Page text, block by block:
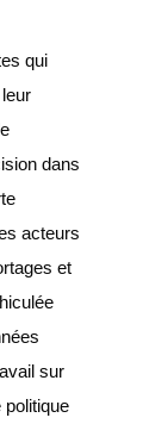
qui
dans
acteurs
et
sur
politique